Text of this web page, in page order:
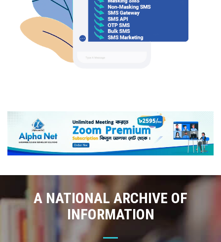
A NATIONAL ARCHIVE OF
INFORMATION